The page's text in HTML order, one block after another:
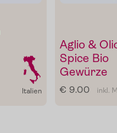
Italien
Aglio &
Spice Bio
Gewürze
€ 9.00 inkl.